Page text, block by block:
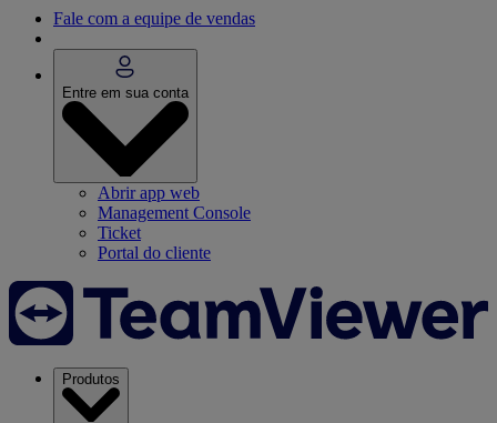
Fale com a equipe de vendas
Entre em sua conta
Abrir app web
Management Console
Ticket
Portal do cliente
Produtos